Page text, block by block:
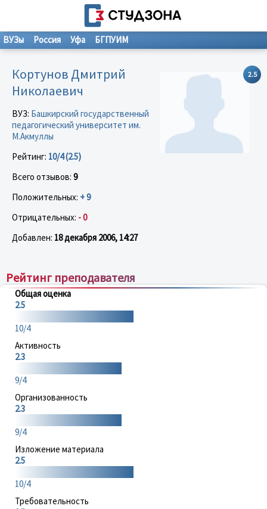
ВУЗы Россия Уфа БГПУИМ
2.5
Кортунов Дмитрий
Николаевич
ВУЗ: Башкирский государственный
педагогический университет им.
М.Акмуллы
Рейтинг: 10/4 (2.5)
Всего отзывов: 9
Положительных: + 9
Отрицательных: - 0
Добавлен: 18 декабря 2006, 14:27
Рейтинг преподавателя
Общая оценка
2.5
10/4
Активность
2.3
9/4
Организованность
2.3
9/4
Изложение материала
2.5
10/4
Требовательность